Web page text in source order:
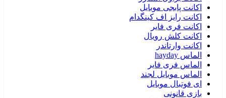
اکانت پابجی موبایل
اکانت رایز اف کینگدام
اکانت فری فایر
اکانت کلش رویال
اکانت وارتاندر
الماس hayday
الماس فری فایر
الماس موبایل لجند
ای فوتبال موبایل
بازی قانونی